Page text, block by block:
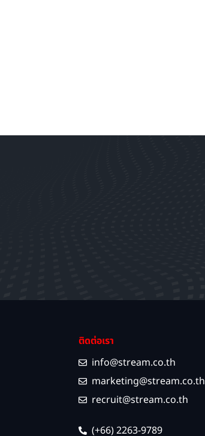
ติดต่อเรา
info@stream.co.th
marketing@stream.co.th
recruit@stream.co.th
(+66) 2263-9789